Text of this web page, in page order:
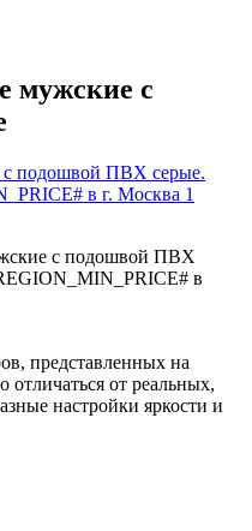
мужские с
представленных на
отличаться от реальных,
настройки яркости и